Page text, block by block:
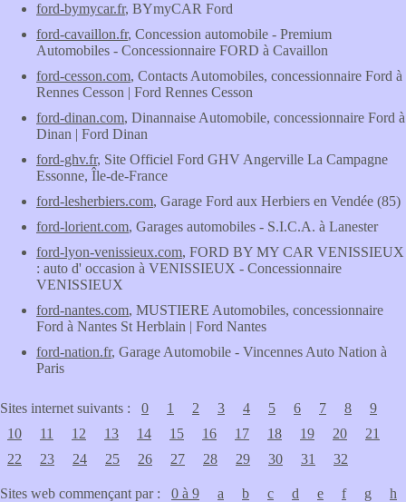
ford-bymycar.fr, BYmyCAR Ford
ford-cavaillon.fr, Concession automobile - Premium
Automobiles - Concessionnaire FORD à Cavaillon
ford-cesson.com, Contacts Automobiles, concessionnaire Ford à
Rennes Cesson | Ford Rennes Cesson
ford-dinan.com, Dinannaise Automobile, concessionnaire Ford à
Dinan | Ford Dinan
ford-ghv.fr, Site Officiel Ford GHV Angerville La Campagne
Essonne, Île-de-France
ford-lesherbiers.com, Garage Ford aux Herbiers en Vendée (85)
ford-lorient.com, Garages automobiles - S.I.C.A. à Lanester
ford-lyon-venissieux.com, FORD BY MY CAR VENISSIEUX
: auto d' occasion à VENISSIEUX - Concessionnaire
VENISSIEUX
ford-nantes.com, MUSTIERE Automobiles, concessionnaire
Ford à Nantes St Herblain | Ford Nantes
ford-nation.fr, Garage Automobile - Vincennes Auto Nation à
Paris
Sites internet suivants : 0 1 2 3 4 5 6 7 8
9
10
11 12 13 14 15 16 17 18 19 20
21
22
23 24 25 26 27 28 29 30 31 32
Sites web commençant par : 0 à 9 a b c d e f g h